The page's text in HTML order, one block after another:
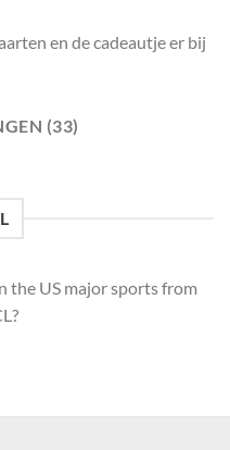
en de cadeautje er bij
(33)
the US major sports from